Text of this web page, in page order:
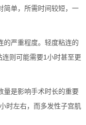
简单，所需时间较短，一
的严重程度。轻度粘连的
则可能需要1小时甚至更
量是影响手术时长的重要
时左右，而多发性子宫肌